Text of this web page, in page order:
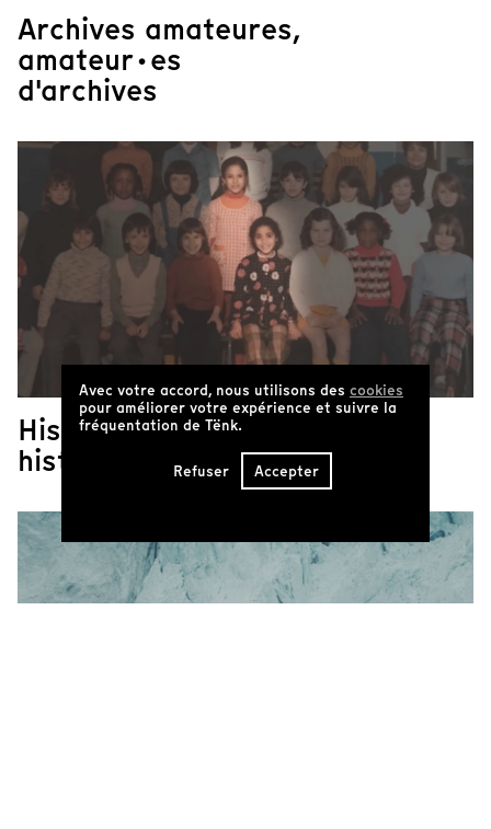
Archives amateures,
amateur·es
d'archives
Histoires de familles,
histoires de France
Avec votre accord, nous utilisons des cookies
pour améliorer votre expérience et suivre la
fréquentation de Tënk.
Refuser Accepter